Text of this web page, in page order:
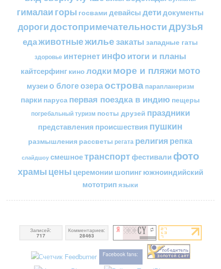
гималаи горы госвами девайсы детидокументы
дорогидостопримечательностидрузья
едаживотныежильезакаты западные гаты
здоровье интернетинфоитоги и планы
кайтсерфинг кино лодкиморе и пляжимото
музеи о блогеозераострова парапланеризм
парки паруса первая поездка в индию пещеры
погребальный туризм посты друзей праздники
представления происшествия пушкин
размышления рассветы регата религия репка
слайдшоу смешноетранспортфестивали фото
храмы цены церемонии шопингюжноиндийский
мототрип языки
Записей:
717
Комментариев:
28463
Facebook fans: